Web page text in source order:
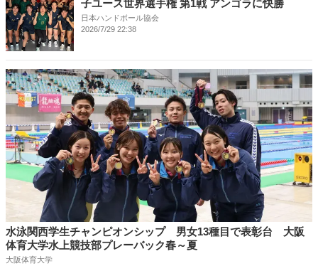
子ユース世界選手権 第1戦 アンゴラに快勝
日本ハンドボール協会
2026/7/29 22:38
水泳関西学生チャンピオンシップ 男女13種目で表彰台 大阪
体育大学水上競技部プレーバック春～夏
大阪体育大学